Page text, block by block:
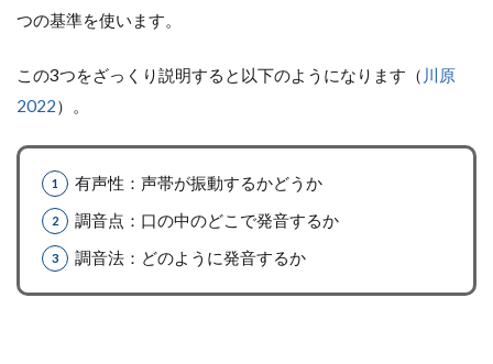
つの基準を使います。
この3つをざっくり説明すると以下のようになります（ 川原
2022）。
有声性：声帯が振動するかどうか
調音点：口の中のどこで発音するか
調音法：どのように発音するか